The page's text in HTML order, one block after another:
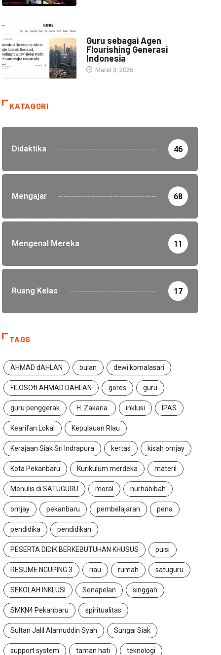
Guru sebagai Agen
Flourishing Generasi
Indonesia
Maret 3, 2026
KATAGORI
Didaktika 46
Mengajar 68
Mengenal Mereka 11
Ruang Kelas 17
TAGS
AHMAD dAHLAN bulan dewi komalasari
FILOSOfI AHMAD DAHLAN gores guru
guru penggerak H. Zakaria. inklusi IPAS
Kearifan Lokal Kepulauan RIau
Kerajaan Siak Sri Indrapura kertas kisah omjay
Kota Pekanbaru Kurikulum merdeka materil
Menulis di SATUGURU moral nurhabibah
omjay pekanbaru pembelajaran pena
pendidika pendidikan
PESERTA DIDIK BERKEBUTUHAN KHUSUS puisi
RESUME NGUPING 3 riau rumah satuguru
SEKOLAH INKLUSI Senapelan singgah
SMKN4 Pekanbaru spiritualitas
Sultan Jalil Alamuddin Syah Sungai Siak
support system taman hati teknologi